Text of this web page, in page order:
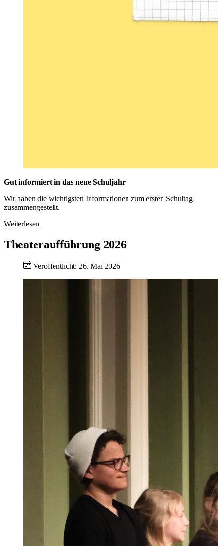
Gut informiert in das neue Schuljahr
Wir haben die wichtigsten Informationen zum ersten Schultag
zusammengestellt.
Weiterlesen
Theateraufführung 2026
Veröffentlicht: 26. Mai 2026